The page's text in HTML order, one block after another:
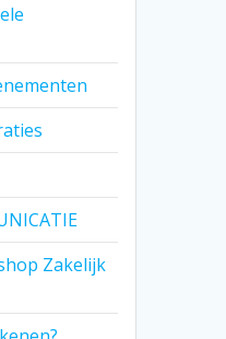
Zakelijk